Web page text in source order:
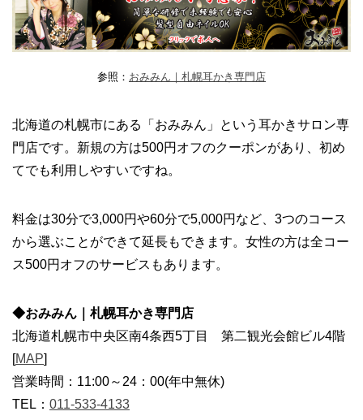
参照： おみみん｜札幌耳かき専門店
北海道の札幌市にある「おみみん」という耳かきサロン専
門店です。新規の方は500円オフのクーポンがあり、初め
てでも利用しやすいですね。
料金は30分で3,000円や60分で5,000円など、3つのコース
から選ぶことができて延長もできます。女性の方は全コー
ス500円オフのサービスもあります。
◆おみみん｜札幌耳かき専門店
北海道札幌市中央区南4条西5丁目 第二観光会館ビル4階
[MAP]
営業時間：11:00～24：00(年中無休)
TEL： 011-533-4133